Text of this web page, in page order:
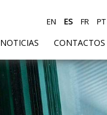
NOTICIAS CONTACTOS
EN ES FR PT